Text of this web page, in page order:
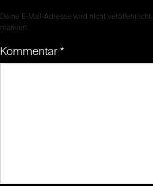
Deine E-Mail-Adresse wird nicht veröffentlicht.
markiert
Kommentar *